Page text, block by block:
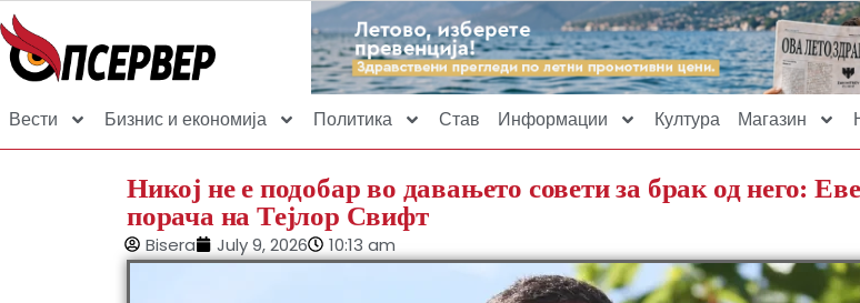
Вести Бизнис и економија Политика Став Информации Култура Магазин
Никој не е подобар во давањето совети за брак од него:
порача на Тејлор Свифт
Bisera July 9, 2026 10:13 am